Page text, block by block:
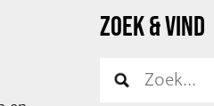
ZOEK & VIND